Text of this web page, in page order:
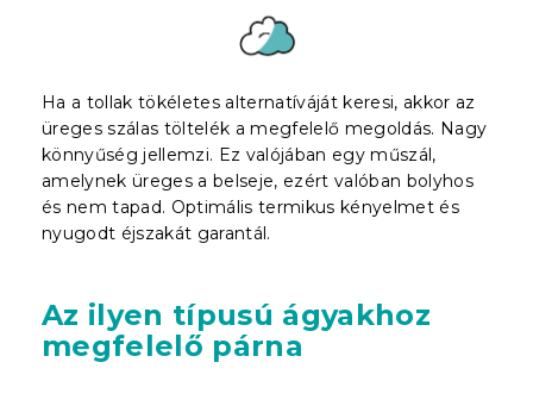
Ha a tollak tökéletes alternatíváját keresi, akkor az
üreges szálas töltelék a megfelelő megoldás. Nagy
könnyűség jellemzi. Ez valójában egy műszál,
amelynek üreges a belseje, ezért valóban bolyhos
és nem tapad. Optimális termikus kényelmet és
nyugodt éjszakát garantál.
Az ilyen típusú ágyakhoz
megfelelő párna